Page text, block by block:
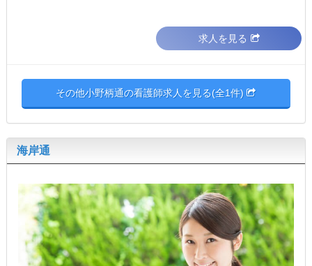
求人を見る
その他小野柄通の看護師求人を見る(全1件)
海岸通